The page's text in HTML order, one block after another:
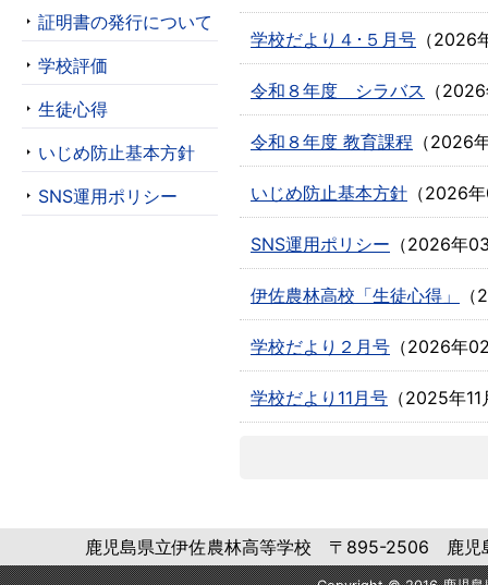
学校だより４･５月号 （2026
令和８年度 シラバス （
令和８年度 教育課程 （2026
いじめ防止基本方針 （2026
SNS運用ポリシー （2026年
伊佐農林高校「生徒心得」 （
学校だより２月号 （2026年
学校だより11月号 （2025年11
証明書の発行について
学校評価
生徒心得
いじめ防止基本方針
SNS運用ポリシー
鹿児島県立伊佐農林高等学校 〒895-2506 鹿